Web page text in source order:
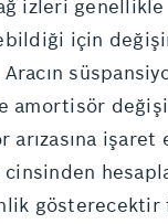
izleri
için
amortisör
arızasına